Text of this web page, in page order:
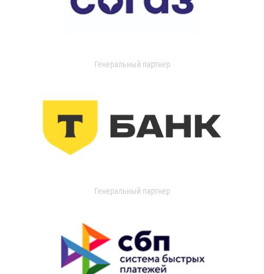
Генеральный партнер
Генеральный партнер